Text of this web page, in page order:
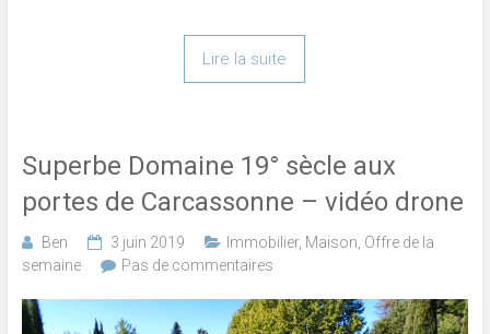
Lire la suite
Superbe Domaine 19° sècle aux
portes de Carcassonne – vidéo drone
Ben 3 juin 2019 Immobilier, Maison Offre de la
semaine
Pas de commentaires